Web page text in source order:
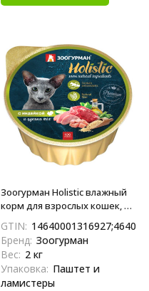
Зоогурман Holistic влажный
корм для взрослых кошек, с
20 шт
GTIN:
Бренд: Зоогурман
Вес: 2 кг
Упаковка: Паштет и
ламистеры